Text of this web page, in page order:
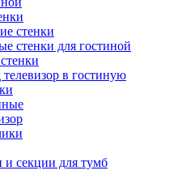
стенки
стенки для гостиной
в гостиную
секции для тумб